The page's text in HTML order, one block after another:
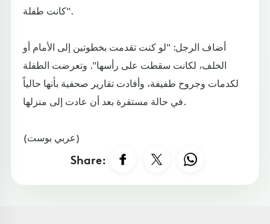
كانت طفلة".
أضاف الرجل: "لو كنت تقدمت بخطوتين إلى الأمام أو
الخلف، لكانت سقطت على رأسها". وتعرضت الطفلة
لكدمات وجروح طفيفة، وأفادت تقارير صحفية بأنها حالياً
في حالة مستقرة بعد أن عادت إلى منزلها.
(عربي بوست)
Share: